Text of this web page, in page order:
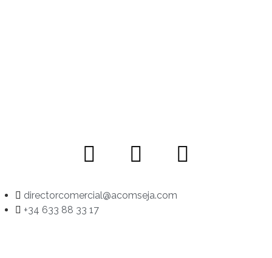
directorcomercial@acomseja.com
+34 633 88 33 17